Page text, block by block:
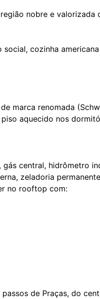
nobre e valorizada
cozinha
marca renomada
aquecido nos
central, hidrômetro
zeladoria
no rooftop com:
de Praças, do